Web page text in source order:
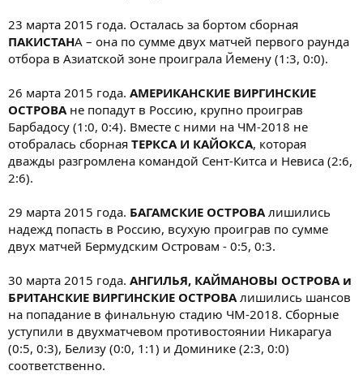
23 марта 2015 года. Осталась за бортом сборная
ПАКИСТАНА – она по сумме двух матчей первого раунда
отбора в Азиатской зоне проиграла Йемену (1:3, 0:0).
26 марта 2015 года. АМЕРИКАНСКИЕ ВИРГИНСКИЕ
ОСТРОВАне попадут в Россию, крупно проиграв
Барбадосу (1:0, 0:4). Вместе с ними на ЧМ-2018 не
отобралась сборная ТЕРКСА И КАЙОКСА, которая
дважды разгромлена командой Сент-Китса и Невиса (2:6,
2:6).
29 марта 2015 года. БАГАМСКИЕ ОСТРОВАлишились
надежд попасть в Россию, всухую проиграв по сумме
двух матчей Бермудским Островам - 0:5, 0:3.
30 марта 2015 года. АНГИЛЬЯ, КАЙМАНОВЫ ОСТРОВА и
БРИТАНСКИЕ ВИРГИНСКИЕ ОСТРОВАлишились шансов
на попадание в финальную стадию ЧМ-2018. Сборные
уступили в двухматчевом противостоянии Никарагуа
(0:5, 0:3), Белизу (0:0, 1:1) и Доминике (2:3, 0:0)
соответственно.